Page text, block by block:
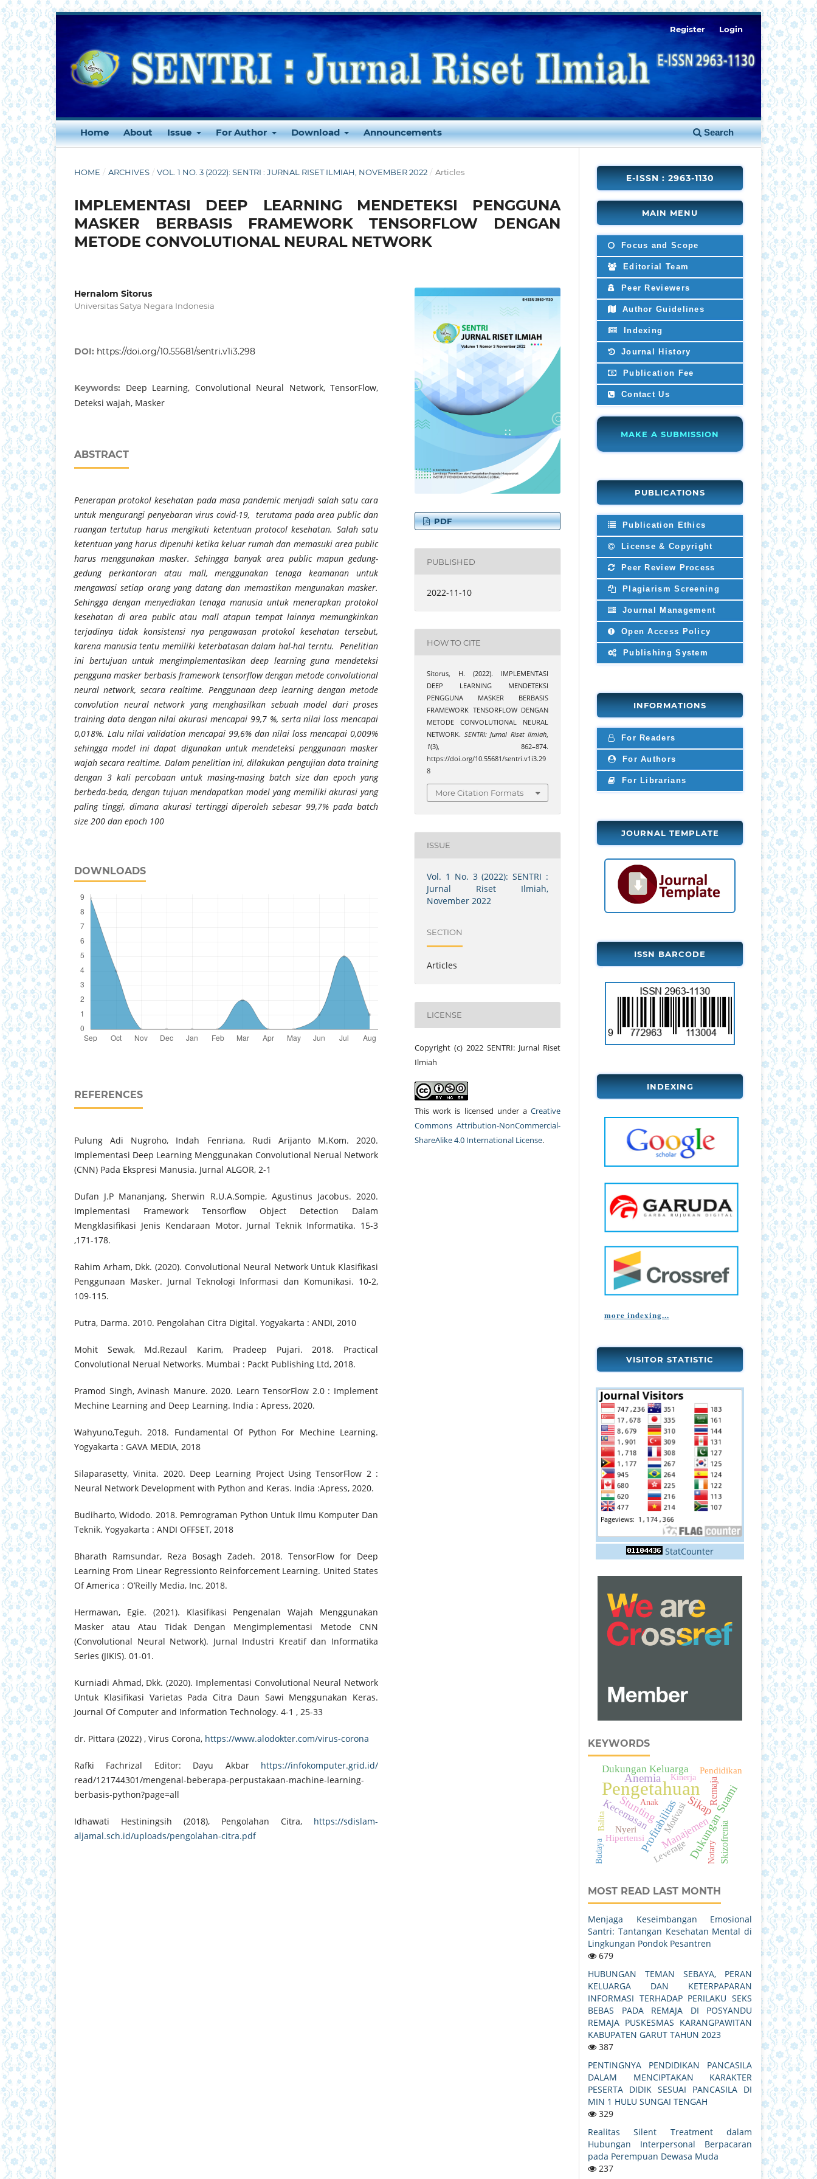
Home About Issue For Author Download Announcements Search
Register Login
HOME / ARCHIVES / VOL. 1 NO. 3 (2022): SENTRI : JURNAL RISET ILMIAH, NOVEMBER 2022 / Articles
IMPLEMENTASI DEEP LEARNING MENDETEKSI PENGGUNA
MASKER BERBASIS FRAMEWORK TENSORFLOW DENGAN
METODE CONVOLUTIONAL NEURAL NETWORK
Hernalom Sitorus
Universitas Satya Negara Indonesia
DOI: https://doi.org/10.55681/sentri.v1i3.298
Keywords: Deep Learning, Convolutional Neural Network, TensorFlow,
Deteksi wajah, Masker
ABSTRACT
Penerapan protokol kesehatan pada masa pandemic menjadi salah satu cara
untuk mengurangi penyebaran virus covid-19, terutama pada area public dan
ruangan tertutup harus mengikuti ketentuan protocol kesehatan. Salah satu
ketentuan yang harus dipenuhi ketika keluar rumah dan memasuki area public
harus menggunakan masker. Sehingga banyak area public mapun gedung-
gedung perkantoran atau mall, menggunakan tenaga keamanan untuk
mengawasi setiap orang yang datang dan memastikan mengunakan masker.
Sehingga dengan menyediakan tenaga manusia untuk menerapkan protokol
kesehatan di area public atau mall atapun tempat lainnya memungkinkan
terjadinya tidak konsistensi nya pengawasan protokol kesehatan tersebut,
karena manusia tentu memiliki keterbatasan dalam hal-hal terntu. Penelitian
ini bertujuan untuk mengimplementasikan deep learning guna mendeteksi
pengguna masker berbasis framework tensorflow dengan metode convolutional
neural network, secara realtime. Penggunaan deep learning dengan metode
convolution neural network yang menghasilkan sebuah model dari proses
training data dengan nilai akurasi mencapai 99,7 %, serta nilai loss mencapai
0,018%. Lalu nilai validation mencapai 99,6% dan nilai loss mencapai 0,009%
sehingga model ini dapat digunakan untuk mendeteksi penggunaan masker
wajah secara realtime. Dalam penelitian ini, dilakukan pengujian data training
dengan 3 kali percobaan untuk masing-masing batch size dan epoch yang
berbeda-beda, dengan tujuan mendapatkan model yang memiliki akurasi yang
paling tinggi, dimana akurasi tertinggi diperoleh sebesar 99,7% pada batch
size 200 dan epoch 100
DOWNLOADS
REFERENCES
Pulung Adi Nugroho, Indah Fenriana, Rudi Arijanto M.Kom. 2020.
Implementasi Deep Learning Menggunakan Convolutional Nerual Network
(CNN) Pada Ekspresi Manusia. Jurnal ALGOR, 2-1
Dufan J.P Mananjang, Sherwin R.U.A.Sompie, Agustinus Jacobus. 2020.
Implementasi Framework Tensorflow Object Detection Dalam
Mengklasifikasi Jenis Kendaraan Motor. Jurnal Teknik Informatika. 15-3
,171-178.
Rahim Arham, Dkk. (2020). Convolutional Neural Network Untuk Klasifikasi
Penggunaan Masker. Jurnal Teknologi Informasi dan Komunikasi. 10-2,
109-115.
Putra, Darma. 2010. Pengolahan Citra Digital. Yogyakarta : ANDI, 2010
Mohit Sewak, Md.Rezaul Karim, Pradeep Pujari. 2018. Practical
Convolutional Nerual Networks. Mumbai : Packt Publishing Ltd, 2018.
Pramod Singh, Avinash Manure. 2020. Learn TensorFlow 2.0 : Implement
Mechine Learning and Deep Learning. India : Apress, 2020.
Wahyuno,Teguh. 2018. Fundamental Of Python For Mechine Learning.
Yogyakarta : GAVA MEDIA, 2018
Silaparasetty, Vinita. 2020. Deep Learning Project Using TensorFlow 2 :
Neural Network Development with Python and Keras. India :Apress, 2020.
Budiharto, Widodo. 2018. Pemrograman Python Untuk Ilmu Komputer Dan
Teknik. Yogyakarta : ANDI OFFSET, 2018
Bharath Ramsundar, Reza Bosagh Zadeh. 2018. TensorFlow for Deep
Learning From Linear Regressionto Reinforcement Learning. United States
Of America : O’Reilly Media, Inc, 2018.
Hermawan, Egie. (2021). Klasifikasi Pengenalan Wajah Menggunakan
Masker atau Atau Tidak Dengan Mengimplementasi Metode CNN
(Convolutional Neural Network). Jurnal Industri Kreatif dan Informatika
Series (JIKIS). 01-01.
Kurniadi Ahmad, Dkk. (2020). Implementasi Convolutional Neural Network
Untuk Klasifikasi Varietas Pada Citra Daun Sawi Menggunakan Keras.
Journal Of Computer and Information Technology. 4-1 , 25-33
dr. Pittara (2022) , Virus Corona, https://www.alodokter.com/virus-corona
Rafki Fachrizal Editor: Dayu Akbar https://infokomputer.grid.id/
read/121744301/mengenal-beberapa-perpustakaan-machine-learning-
berbasis-python?page=all
Idhawati Hestiningsih (2018), Pengolahan Citra, https://sdislam-
aljamal.sch.id/uploads/pengolahan-citra.pdf
PDF
PUBLISHED
2022-11-10
HOW TO CITE
Sitorus, H. (2022). IMPLEMENTASI
DEEP LEARNING MENDETEKSI
PENGGUNA MASKER BERBASIS
FRAMEWORK TENSORFLOW DENGAN
METODE CONVOLUTIONAL NEURAL
NETWORK. SENTRI: Jurnal Riset Ilmiah,
1(3), 862–874.
https://doi.org/10.55681/sentri.v1i3.29
8
More Citation Formats
ISSUE
Vol. 1 No. 3 (2022): SENTRI :
Jurnal Riset Ilmiah,
November 2022
SECTION
Articles
LICENSE
Copyright (c) 2022 SENTRI: Jurnal Riset
Ilmiah
This work is licensed under a Creative
Commons Attribution-NonCommercial-
ShareAlike 4.0 International License.
E-ISSN : 2963-1130
MAIN MENU
Focus and Scope
Editorial Team
Peer Reviewers
Author Guidelines
Indexing
Journal History
Publication Fee
Contact Us
MAKE A SUBMISSION
PUBLICATIONS
Publication Ethics
License & Copyright
Peer Review Process
Plagiarism Screening
Journal Management
Open Access Policy
Publishing System
INFORMATIONS
For Readers
For Authors
For Librarians
JOURNAL TEMPLATE
ISSN BARCODE
INDEXING
more indexing...
VISITOR STATISTIC
StatCounter
KEYWORDS
Pengetahuan
StuntingProfitabilitas
Anemia
Sikap
Dukungan Suami
Manajemen
Kecemasan
Dukungan Keluarga
Skizofrenia
Motivasi
Remaja
Hipertensi
Leverage
Nyeri
Pendidikan
Kinerja
Anak
Balita
Notary
Budaya
MOST READ LAST MONTH
Menjaga Keseimbangan Emosional
Santri: Tantangan Kesehatan Mental di
Lingkungan Pondok Pesantren
679
HUBUNGAN TEMAN SEBAYA, PERAN
KELUARGA DAN KETERPAPARAN
INFORMASI TERHADAP PERILAKU SEKS
BEBAS PADA REMAJA DI POSYANDU
REMAJA PUSKESMAS KARANGPAWITAN
KABUPATEN GARUT TAHUN 2023
387
PENTINGNYA PENDIDIKAN PANCASILA
DALAM MENCIPTAKAN KARAKTER
PESERTA DIDIK SESUAI PANCASILA DI
MIN 1 HULU SUNGAI TENGAH
329
Realitas Silent Treatment dalam
Hubungan Interpersonal Berpacaran
pada Perempuan Dewasa Muda
237